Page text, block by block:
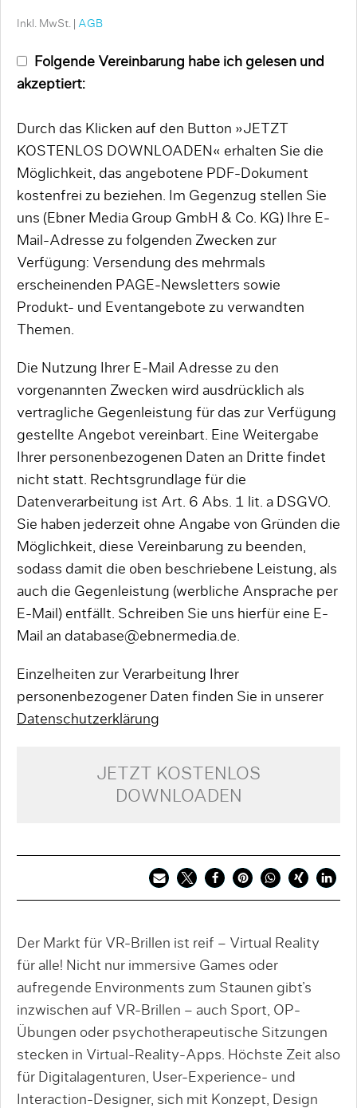
Inkl. MwSt. | AGB
Folgende Vereinbarung habe ich gelesen und
akzeptiert:
Durch das Klicken auf den Button »JETZT
KOSTENLOS DOWNLOADEN« erhalten Sie die
Möglichkeit, das angebotene PDF-Dokument
kostenfrei zu beziehen. Im Gegenzug stellen Sie
uns (Ebner Media Group GmbH & Co. KG) Ihre E-
Mail-Adresse zu folgenden Zwecken zur
Verfügung: Versendung des mehrmals
erscheinenden PAGE-Newsletters sowie
Produkt- und Eventangebote zu verwandten
Themen.
Die Nutzung Ihrer E-Mail Adresse zu den
vorgenannten Zwecken wird ausdrücklich als
vertragliche Gegenleistung für das zur Verfügung
gestellte Angebot vereinbart. Eine Weitergabe
Ihrer personenbezogenen Daten an Dritte findet
nicht statt. Rechtsgrundlage für die
Datenverarbeitung ist Art. 6 Abs. 1 lit. a DSGVO.
Sie haben jederzeit ohne Angabe von Gründen die
Möglichkeit, diese Vereinbarung zu beenden,
sodass damit die oben beschriebene Leistung, als
auch die Gegenleistung (werbliche Ansprache per
E-Mail) entfällt. Schreiben Sie uns hierfür eine E-
Mail an database@ebnermedia.de.
Einzelheiten zur Verarbeitung Ihrer
personenbezogener Daten finden Sie in unserer
Datenschutzerklärung
JETZT KOSTENLOS
DOWNLOADEN
Der Markt für VR-Brillen ist reif – Virtual Reality
für alle! Nicht nur immersive Games oder
aufregende Environments zum Staunen gibt’s
inzwischen auf VR-Brillen – auch Sport, OP-
Übungen oder psychotherapeutische Sitzungen
stecken in Virtual-Reality-Apps. Höchste Zeit also
für Digitalagenturen, User-Experience- und
Interaction-Designer, sich mit Konzept, Design